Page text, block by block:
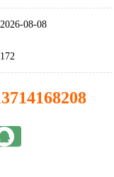
2026-08-08
172